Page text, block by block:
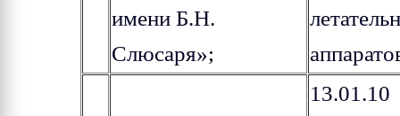
имени Б.Н.
Слюсаря»;
13.01.10